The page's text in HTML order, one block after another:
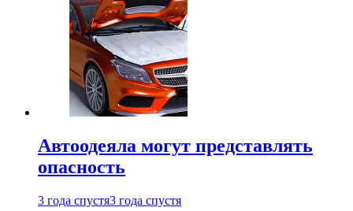
Автоодеяла могут представлять
опасность
3 года спустя3 года спустя